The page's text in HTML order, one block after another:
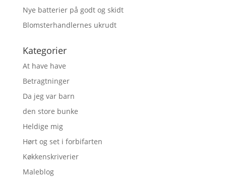
Nye batterier på godt og skidt
Blomsterhandlernes ukrudt
Kategorier
At have have
Betragtninger
Da jeg var barn
den store bunke
Heldige mig
Hørt og set i forbifarten
Køkkenskriverier
Maleblog